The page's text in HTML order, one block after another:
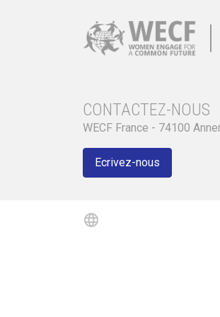
CONTACTEZ-NOUS
WECF France - 74100
Ecrivez-nous
language